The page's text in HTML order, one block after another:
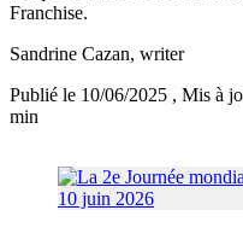
Franchise.
Sandrine Cazan, writer
Publié le 10/06/2025 , Mis à
min